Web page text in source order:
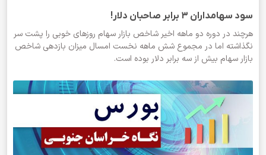
سود سهامداران 3 برابر صاحبان دلار!
هرچند در دوره دو ماهه اخیر شاخص بازار سهام روزهای خوبی را پشت سر
نگذاشته اما در مجموع شش ماهه نخست امسال میزان بازدهی شاخص
بازار سهام بیش از سه برابر دلار بوده است.